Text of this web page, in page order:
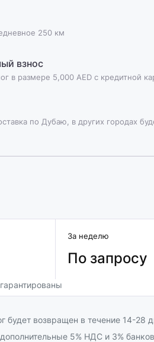
250 км
взнос
в размере 5,000 AED с кредитной
по Дубаю, в других городах
За неделю
По запросу
будет возвращен в течение 14-28
5% НДС и 3%